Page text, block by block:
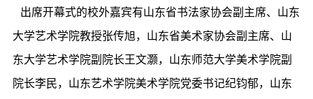
出席开幕式的校外嘉宾有山东省书法家协会副主席、山东
大学艺术学院教授张传旭，山东省美术家协会副主席、山
东大学艺术学院副院长王文灏，山东师范大学美术学院副
院长李民，山东艺术学院美术学院党委书记纪钧郁，山东